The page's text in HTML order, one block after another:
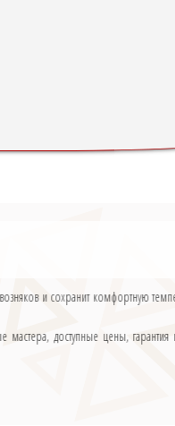
и сохранит комфортную
доступные цены, гарантия